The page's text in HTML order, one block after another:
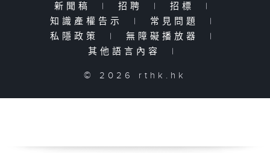
新聞稿 | 招聘 | 招標
|
知識產權告示
| 常見問題
|
私隱政策
| 無障礙播放器
|
其他語言內容
|
© 2026 rthk.hk